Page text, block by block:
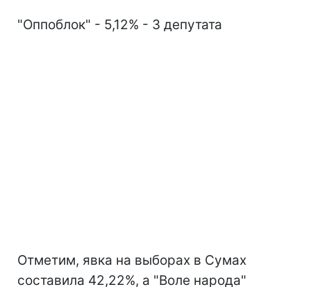
"Оппоблок" - 5,12% - 3 депутата
Отметим, явка на выборах в Сумах
составила 42,22%, а "Воле народа"